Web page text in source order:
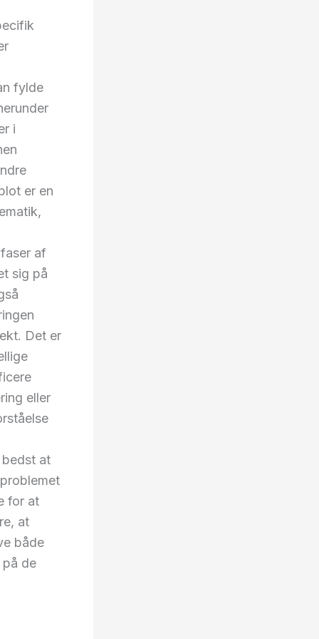
fylde
i
er en
af
sig på
Det er
eller
at
for at
at
både
de